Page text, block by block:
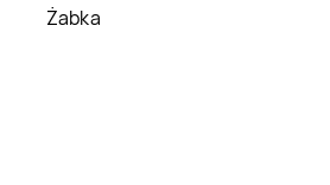
Żabka